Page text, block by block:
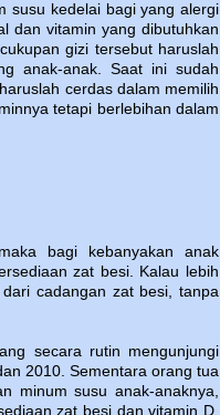
susu kedelai bagi yang alergi
dan vitamin yang dibutuhkan
gizi tersebut haruslah
anak-anak. Saat ini sudah
cerdas dalam memilih
tetapi berlebihan dalam
bagi kebanyakan anak
zat besi. Kalau lebih
cadangan zat besi, tanpa
secara rutin mengunjungi
2010. Sementara orang tua
minum susu anak-anaknya,
zat besi dan vitamin D.